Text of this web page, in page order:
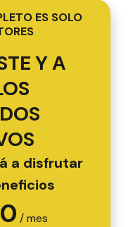
ES SOLO
Y A
a disfrutar
/ mes